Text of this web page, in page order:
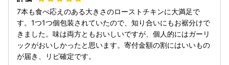
7本も食べ応えのある大きさのローストチキンに大満足で
す。1つ1つ個包装されていたので、知り合いにもお裾分けで
きました。味は両方ともおいしいですが、個人的にはガーリ
ックがおいしかったと思います。寄付金額の割にはいいもの
が届き、リピ確定です。